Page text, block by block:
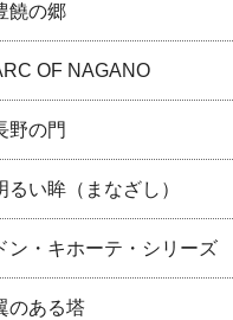
饒の郷
OF NAGANO
野の門
るい眸（まなざし）
ン・キホーテ・シリーズ
のある塔